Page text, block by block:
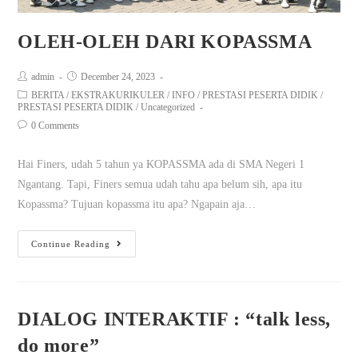
OLEH-OLEH DARI KOPASSMA
admin
December 24, 2023
BERITA / EKSTRAKURIKULER / INFO / PRESTASI PESERTA DIDIK /
PRESTASI PESERTA DIDIK / Uncategorized
0 Comments
Hai Finers, udah 5 tahun ya KOPASSMA ada di SMA Negeri 1
Ngantang. Tapi, Finers semua udah tahu apa belum sih, apa itu
Kopassma? Tujuan kopassma itu apa? Ngapain aja…
Continue Reading
DIALOG INTERAKTIF : “talk less,
do more”